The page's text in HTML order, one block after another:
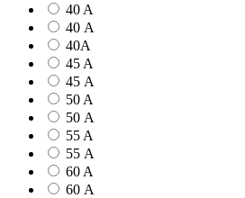
40 A
40 А
40А
45 A
45 А
50 A
50 А
55 A
55 А
60 A
60 А